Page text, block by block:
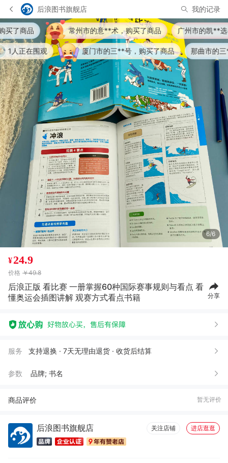
后浪图书旗舰店 我的记录
常州市的意**术，购买了商品
厦门市的三**号，购买了商品
广州市的凯**选，购买了商品
那曲市的三**号，购买了商
6/6
¥24.9
价格 ￥49.8
后浪正版 看比赛 一册掌握60种国际赛事规则与看点 看
懂奥运会插图讲解 观赛方式看点书籍
分享
服务 支持退换 · 7天无理由退货 · 收货后结算
参数 品牌; 书名
商品评价 暂无评价
后浪图书旗舰店 关注店铺 进店逛逛